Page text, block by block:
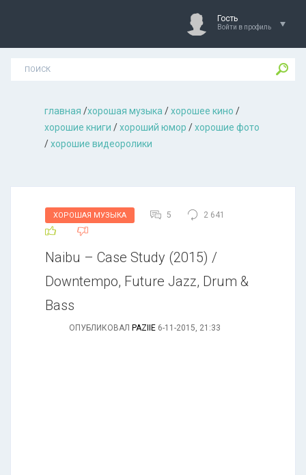
Гость
Войти в профиль
главная /хорошая музыкa /хорошее кино /
хорошие книги /хороший юмор /хорошие фото
/хорошие видеоролики
ХОРОШАЯ МУЗЫКА 5 2 641
Naibu – Case Study (2015) /
Downtempo, Future Jazz, Drum &
Bass
ОПУБЛИКОВАЛ PAZIIE 6-11-2015, 21:33